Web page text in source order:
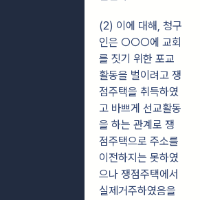
(2) 이에 대해, 청구
인은 ○○○에 교회
를 짓기 위한 포교
활동을 벌이려고 쟁
점주택을 취득하였
고 바쁘게 선교활동
을 하는 관계로 쟁
점주택으로 주소를
이전하지는 못하였
으나 쟁점주택에서
실제거주하였음을